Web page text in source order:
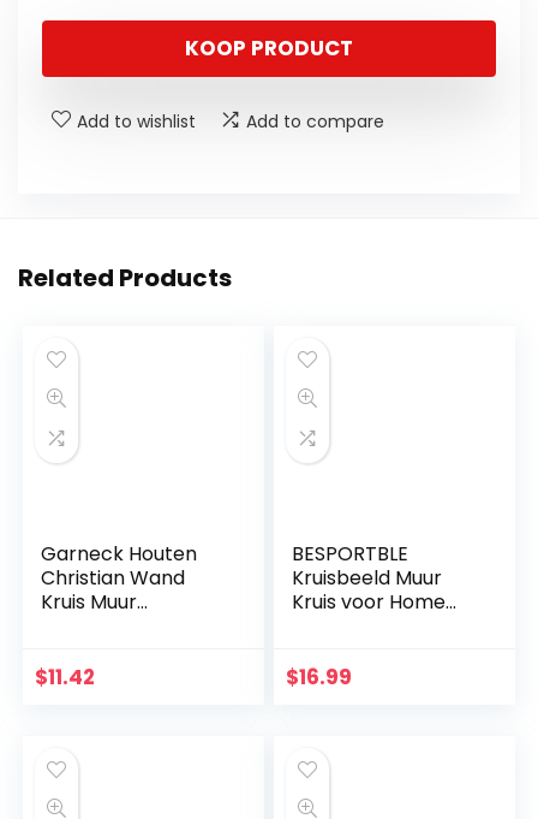
KOOP PRODUCT
Add to wishlist Add to compare
Related Products
Garneck Houten
Christian Wand
Kruis Muur
Jezus Kruis
$11.42
BESPORTBLE
Kruisbeeld Muur
Kruis voor Home
Kruisbeeld
$16.99